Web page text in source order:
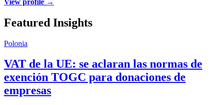
Featured Insights
Polonia
VAT de la UE: se aclaran las normas de
exención TOGC para donaciones de
empresas